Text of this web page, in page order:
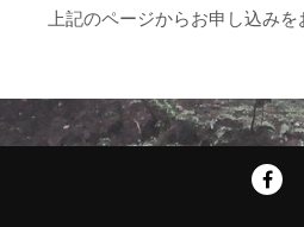
上記のページからお申し込みを